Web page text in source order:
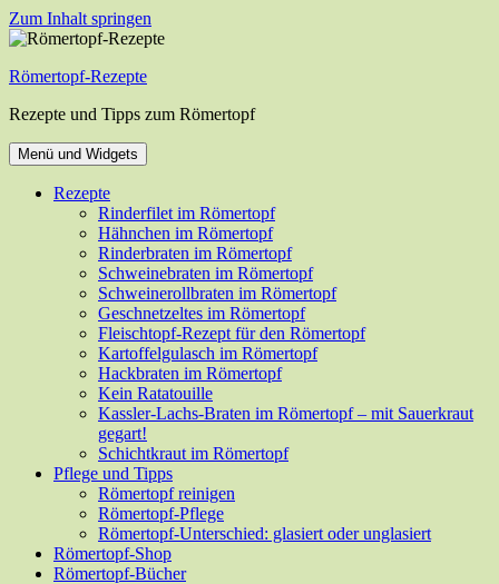
Zum Inhalt springen
Römertopf-Rezepte
Rezepte und Tipps zum Römertopf
Menü und Widgets
Rezepte
Rinderfilet im Römertopf
Hähnchen im Römertopf
Rinderbraten im Römertopf
Schweinebraten im Römertopf
Schweinerollbraten im Römertopf
Geschnetzeltes im Römertopf
Fleischtopf-Rezept für den Römertopf
Kartoffelgulasch im Römertopf
Hackbraten im Römertopf
Kein Ratatouille
Kassler-Lachs-Braten im Römertopf – mit Sauerkraut
gegart!
Schichtkraut im Römertopf
Pflege und Tipps
Römertopf reinigen
Römertopf-Pflege
Römertopf-Unterschied: glasiert oder unglasiert
Römertopf-Shop
Römertopf-Bücher